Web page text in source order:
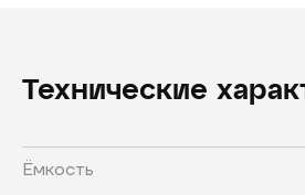
Технические
Ёмкость